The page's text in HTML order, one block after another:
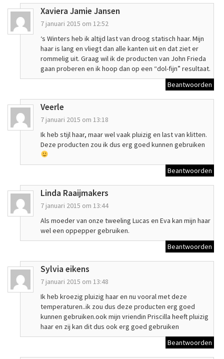
Xaviera Jamie Jansen
7 januari 2015 om 12:52
‘s Winters heb ik altijd last van droog statisch haar. Mijn
haar is lang en vliegt dan alle kanten uit en dat ziet er
rommelig uit. Graag wil ik de producten van John Frieda
gaan proberen en ik hoop dan op een “dol-fijn” resultaat.
Beantwoorden
Veerle
7 januari 2015 om 13:18
Ik heb stijl haar, maar wel vaak pluizig en last van klitten.
Deze producten zou ik dus erg goed kunnen gebruiken
Beantwoorden
Linda Raaijmakers
7 januari 2015 om 13:44
Als moeder van onze tweeling Lucas en Eva kan mijn haar
wel een oppepper gebruiken.
Beantwoorden
Sylvia eikens
7 januari 2015 om 13:48
Ik heb kroezig pluizig haar en nu vooral met deze
temperaturen..ik zou dus deze producten erg goed
kunnen gebruiken.ook mijn vriendin Priscilla heeft pluizig
haar en zij kan dit dus ook erg goed gebruiken
Beantwoorden